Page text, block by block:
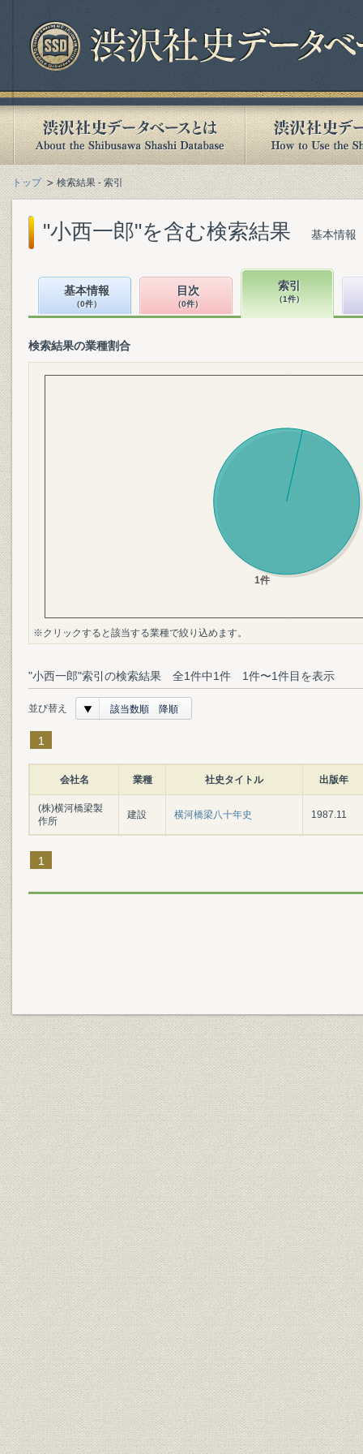
トップ 検索結果 - 索引
"小西一郎"を含む検索結果 基本情報
基本情報
（0件）
目次
（0件）
索引
（1件）
検索結果の業種割合
※クリックすると該当する業種で絞り込めます。
"小西一郎"索引の検索結果 全1件中1件 1件〜1件目を表示
並び替え 該当数順 降順
1
会社名 業種 社史タイトル 出版年
(株)横河橋梁製
作所
建設 横河橋梁八十年史 1987.11
1